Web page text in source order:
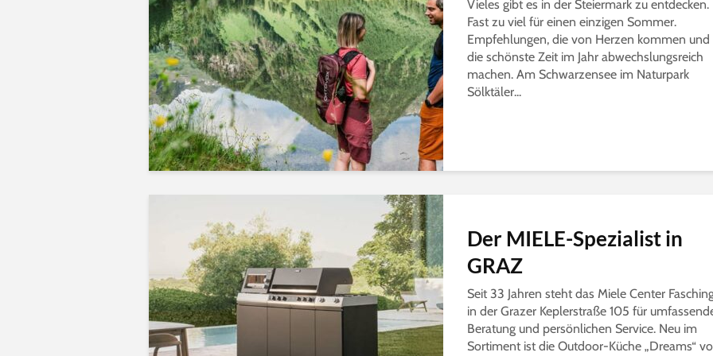
Vieles gibt es in der Steiermark zu entdecken.
Fast zu viel für einen einzigen Sommer.
Empfehlungen, die von Herzen kommen und
die schönste Zeit im Jahr abwechslungsreich
machen. Am Schwarzensee im Naturpark
Sölktäler...
Der MIELE-Spezialist in
GRAZ
Seit 33 Jahren steht das Miele Center
in der Grazer Keplerstraße 105 für
Beratung und persönlichen Service. Neu im
Sortiment ist die Outdoor-Küche „Dreams“